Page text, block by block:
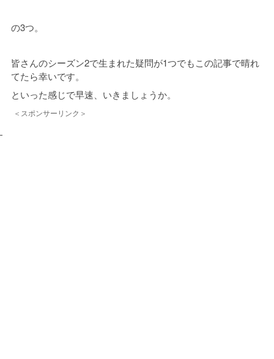
の3つ。
皆さんのシーズン2で生まれた疑問が1つでもこの記事で晴れ
てたら幸いです。
といった感じで早速、いきましょうか。
＜スポンサーリンク＞